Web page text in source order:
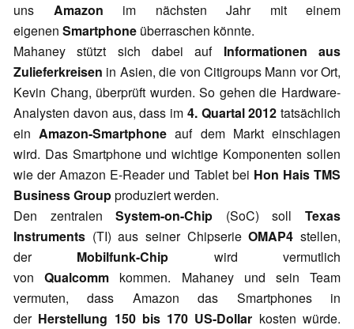
uns Amazon im nächsten Jahr mit einem
eigenen Smartphone überraschen könnte.
Mahaney stützt sich dabei auf Informationen aus
Zulieferkreisen in Asien, die von Citigroups Mann vor Ort,
Kevin Chang, überprüft wurden. So gehen die Hardware-
Analysten davon aus, dass im 4. Quartal 2012 tatsächlich
einAmazon-Smartphone auf dem Markt einschlagen
wird. Das Smartphone und wichtige Komponenten sollen
wie der Amazon E-Reader und Tablet bei Hon Hais TMS
Business Groupproduziert werden.
Den zentralenSystem-on-Chip (SoC) sollTexas
Instruments (TI) aus seiner ChipserieOMAP4 stellen,
der Mobilfunk-Chip wird vermutlich
vonQualcomm kommen. Mahaney und sein Team
vermuten, dass Amazon das Smartphones in
der Herstellung 150 bis 170 US-Dollar kosten würde.